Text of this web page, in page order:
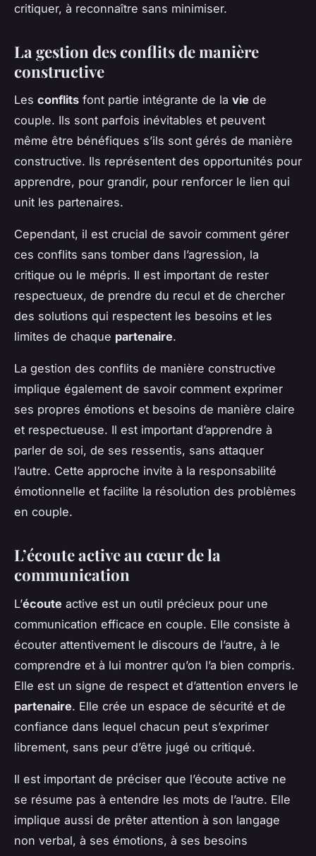
critiquer, à reconnaître sans minimiser.
La gestion des conflits de manière
constructive
Les conflits font partie intégrante de la vie de
couple. Ils sont parfois inévitables et peuvent
même être bénéfiques s’ils sont gérés de manière
constructive. Ils représentent des opportunités pour
apprendre, pour grandir, pour renforcer le lien qui
unit les partenaires.
Cependant, il est crucial de savoir comment gérer
ces conflits sans tomber dans l’agression, la
critique ou le mépris. Il est important de rester
respectueux, de prendre du recul et de chercher
des solutions qui respectent les besoins et les
limites de chaque partenaire.
La gestion des conflits de manière constructive
implique également de savoir comment exprimer
ses propres émotions et besoins de manière claire
et respectueuse. Il est important d’apprendre à
parler de soi, de ses ressentis, sans attaquer
l’autre. Cette approche invite à la responsabilité
émotionnelle et facilite la résolution des problèmes
en couple.
L’écoute active au cœur de la
communication
L’écoute active est un outil précieux pour une
communication efficace en couple. Elle consiste à
écouter attentivement le discours de l’autre, à le
comprendre et à lui montrer qu’on l’a bien compris.
Elle est un signe de respect et d’attention envers le
partenaire. Elle crée un espace de sécurité et de
confiance dans lequel chacun peut s’exprimer
librement, sans peur d’être jugé ou critiqué.
Il est important de préciser que l’écoute active ne
se résume pas à entendre les mots de l’autre. Elle
implique aussi de prêter attention à son langage
non verbal, à ses émotions, à ses besoins